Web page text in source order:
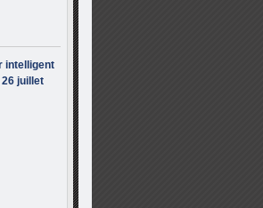
intelligent
juillet